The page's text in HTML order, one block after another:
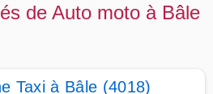
de Auto moto à Bâle
Taxi à Bâle (4018)